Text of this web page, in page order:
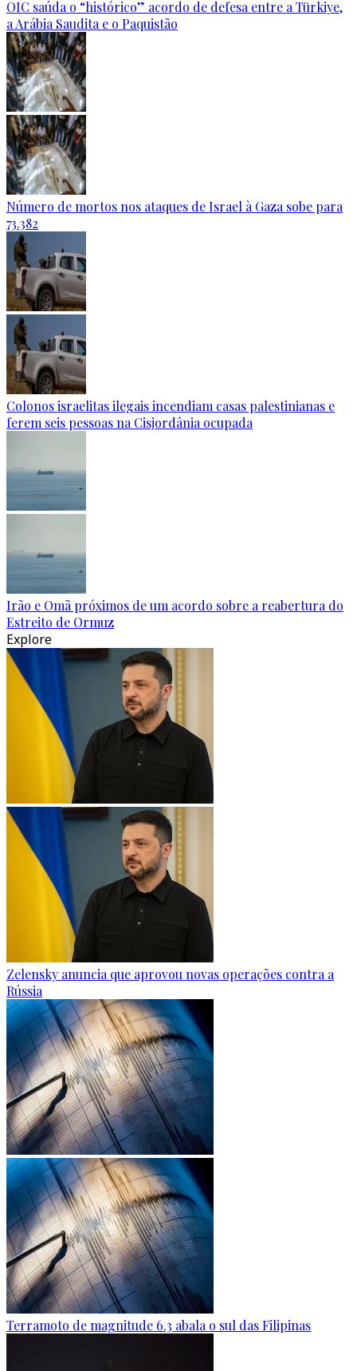
OIC saúda o “histórico” acordo de defesa entre a Türkiye,
a Arábia Saudita e o Paquistão
Número de mortos nos ataques de Israel à Gaza sobe para
73.382
Colonos israelitas ilegais incendiam casas palestinianas e
ferem seis pessoas na Cisjordânia ocupada
Irão e Omã próximos de um acordo sobre a reabertura do
Estreito de Ormuz
Explore
Zelensky anuncia que aprovou novas operações contra a
Rússia
Terramoto de magnitude 6.3 abala o sul das Filipinas